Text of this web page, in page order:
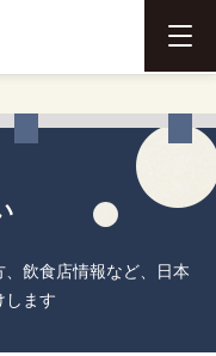
メ
ニ
ー
飲食店情報など、日本
します